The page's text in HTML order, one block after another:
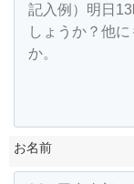
お名前